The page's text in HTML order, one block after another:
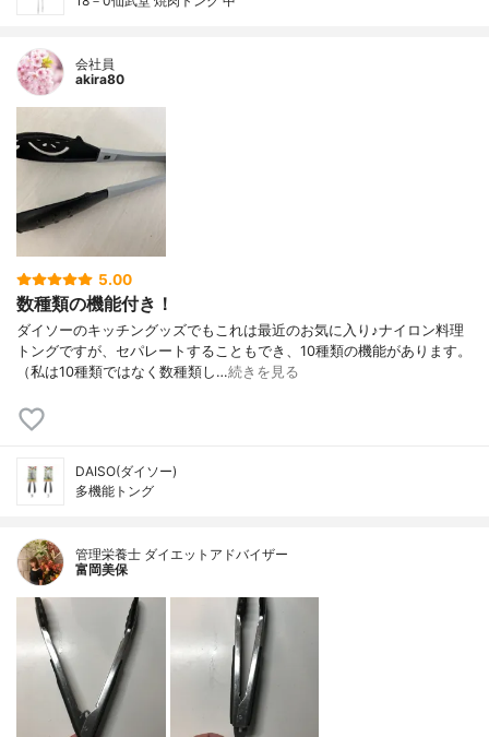
会社員
akira80
5.00
数種類の機能付き！
ダイソーのキッチングッズでもこれは最近のお気に入り♪ナイロン料理
トングですが、セパレートすることもでき、10種類の機能があります。
（私は10種類ではなく数種類し…続きを見る
DAISO(ダイソー)
多機能トング
管理栄養士 ダイエットアドバイザー
富岡美保